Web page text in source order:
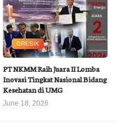
GRESIK
PT NKMM Raih Juara II Lomba
Inovasi Tingkat Nasional Bidang
Kesehatan di UMG
June 18, 2026